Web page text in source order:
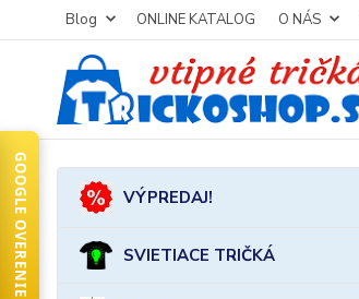
Blog ONLINE KATALOG O NÁS
VÝPREDAJ!
SVIETIACE TRIČKÁ
GOOGLE OVERENIE